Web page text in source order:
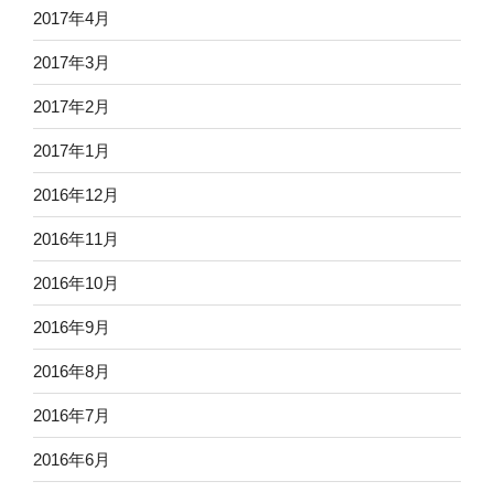
2017年4月
2017年3月
2017年2月
2017年1月
2016年12月
2016年11月
2016年10月
2016年9月
2016年8月
2016年7月
2016年6月